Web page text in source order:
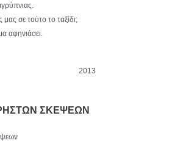
μας σε τούτο το ταξίδι;
αφηνιάσει.
2013
ΣΚΕΨΕΩΝ